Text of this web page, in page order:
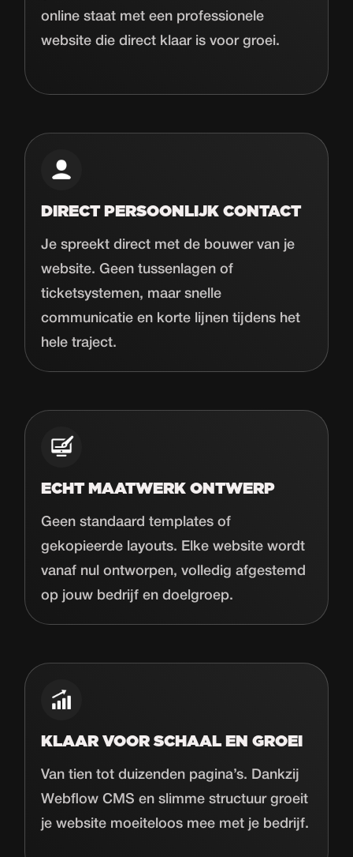
online staat met een professionele
website die direct klaar is voor groei.
DIRECT PERSOONLIJK CONTACT
Je spreekt direct met de bouwer van je
website. Geen tussenlagen of
ticketsystemen, maar snelle
communicatie en korte lijnen tijdens het
hele traject.
ECHT MAATWERK ONTWERP
Geen standaard templates of
gekopieerde layouts. Elke website wordt
vanaf nul ontworpen, volledig afgestemd
op jouw bedrijf en doelgroep.
KLAAR VOOR SCHAAL EN GROEI
Van tien tot duizenden pagina’s. Dankzij
Webflow CMS en slimme structuur groeit
je website moeiteloos mee met je bedrijf.